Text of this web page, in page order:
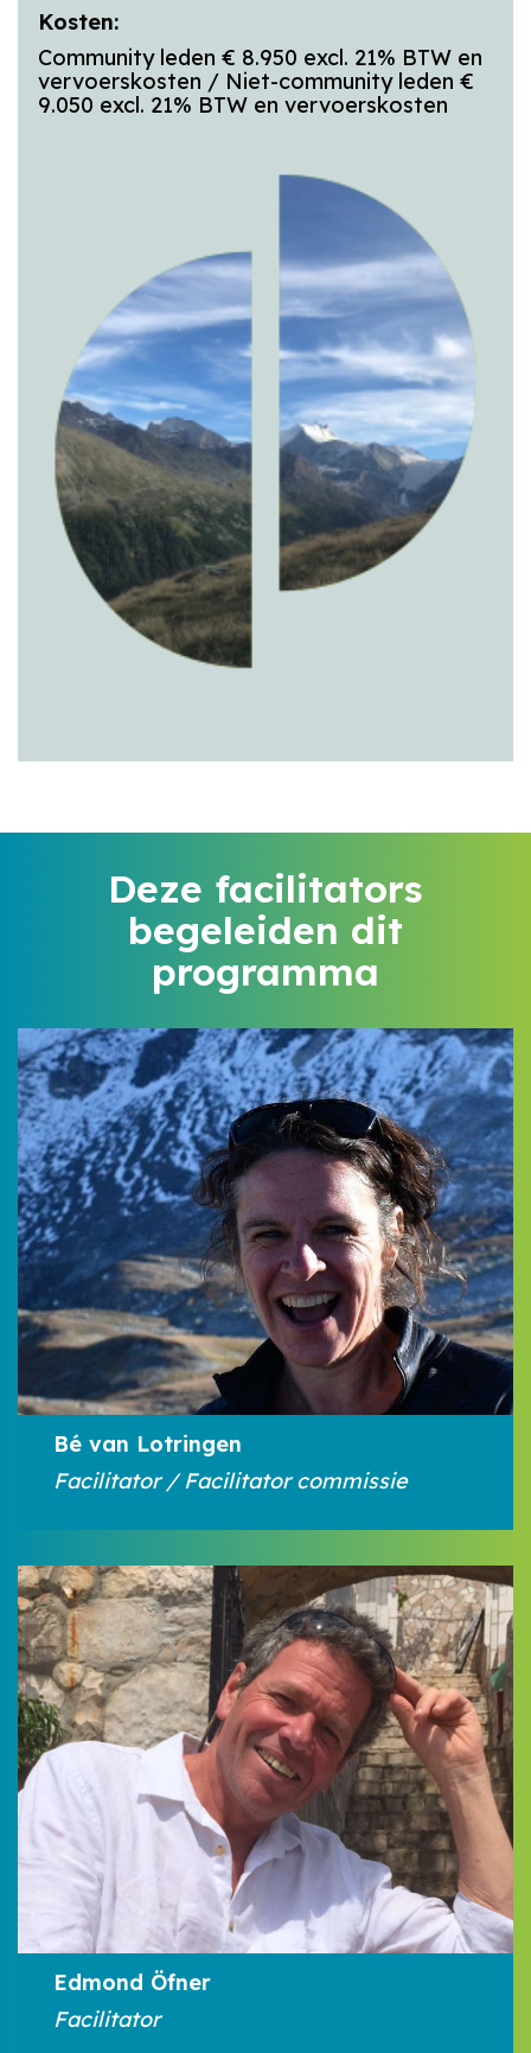
Kosten:
Community leden € 8.950 excl. 21% BTW en
vervoerskosten / Niet-community leden €
9.050 excl. 21% BTW en vervoerskosten
Deze facilitators
begeleiden dit
programma
Bé van Lotringen
Facilitator / Facilitator commissie
Edmond Öfner
Facilitator